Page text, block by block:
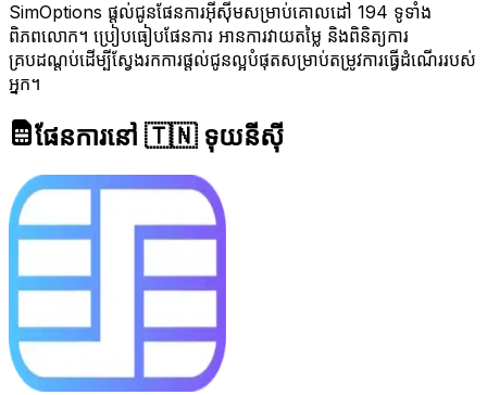
SimOptions ផ្តល់ជូនផែនការអ៊ីស៊ីមសម្រាប់គោលដៅ 194 ទូទាំង
ពិភពលោក។ ប្រៀបធៀបផែនការ អានការវាយតម្លៃ និងពិនិត្យការ
គ្របដណ្តប់ដើម្បីស្វែងរកការផ្តល់ជូនល្អបំផុតសម្រាប់តម្រូវការធ្វើដំណើររបស់
អ្នក។
ផែនការនៅ 🇹🇳 ទុយនីស៊ី